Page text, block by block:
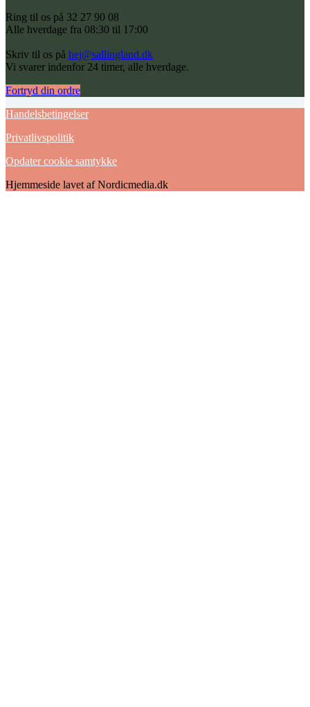
Ring til os på 32 27 90 08
Alle hverdage fra 08:30 til 17:00
Skriv til os på hej@sallingland.dk
Vi svarer indenfor 24 timer, alle hverdage.
Fortryd din ordre
Handelsbetingelser
Privatlivspolitik
Opdater cookie samtykke
Hjemmeside lavet af Nordicmedia.dk